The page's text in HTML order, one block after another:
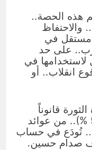
هذه الحصة..
والاحتفاظ
مستقل في
على حد
لاستخدامها في
انقلاب.. أو
قانوناً
بقرار منه.. خُصص بموجبه (5 %).. من عوائد
تُودَع في حساب
صدام حسين.